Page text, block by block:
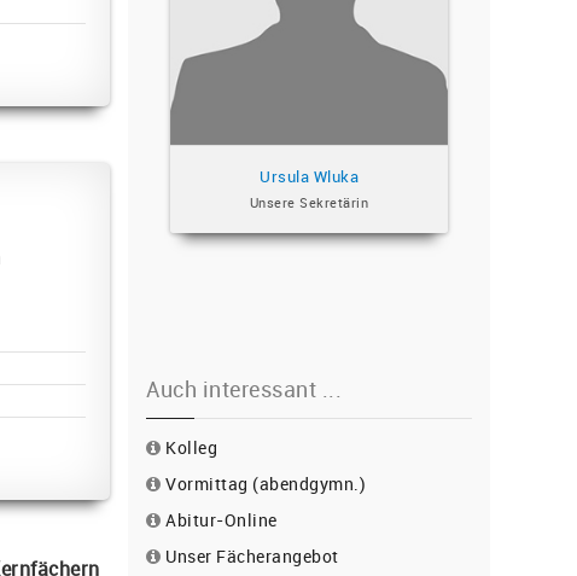
Ursula Wluka
Unsere Sekretärin
Schreiben Sie mir
Auch interessant ...
Kolleg
Vormittag (abendgymn.)
Abitur-Online
Unser Fächerangebot